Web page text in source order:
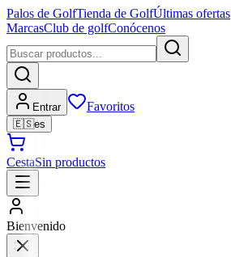
Palos de GolfTienda de GolfÚltimas ofertas
MarcasClub de golfConócenos
Entrar Favoritos
🇪🇸es
CestaSin productos
Bienvenido